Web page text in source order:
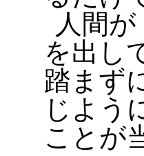
人間
を出し
踏まず
じよう
ことが